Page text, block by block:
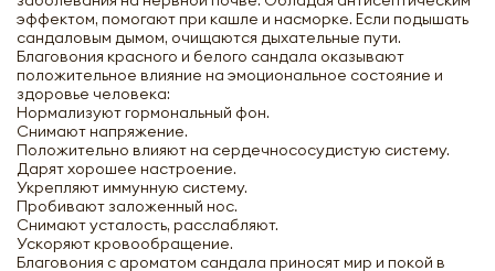
эффектом, помогают при кашле и насморке. Если подышать
сандаловым дымом, очищаются дыхательные пути.
Благовония красного и белого сандала оказывают
положительное влияние на эмоциональное состояние и
здоровье человека:
Нормализуют гормональный фон.
Снимают напряжение.
Положительно влияют на сердечнососудистую систему.
Дарят хорошее настроение.
Укрепляют иммунную систему.
Пробивают заложенный нос.
Снимают усталость, расслабляют.
Ускоряют кровообращение.
Благовония с ароматом сандала приносят мир и покой в